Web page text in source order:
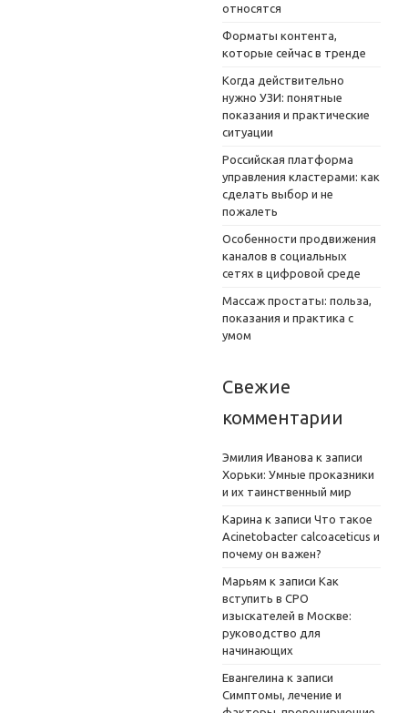
относятся
Форматы контента,
которые сейчас в тренде
Когда действительно
нужно УЗИ: понятные
показания и практические
ситуации
Российская платформа
управления кластерами: как
сделать выбор и не
пожалеть
Особенности продвижения
каналов в социальных
сетях в цифровой среде
Массаж простаты: польза,
показания и практика с
умом
Свежие
комментарии
Эмилия Иванова к записи
Хорьки: Умные проказники
и их таинственный мир
Карина к записи Что такое
Acinetobacter calcoaceticus и
почему он важен?
Марьям к записи Как
вступить в СРО
изыскателей в Москве:
руководство для
начинающих
Евангелина к записи
Симптомы, лечение и